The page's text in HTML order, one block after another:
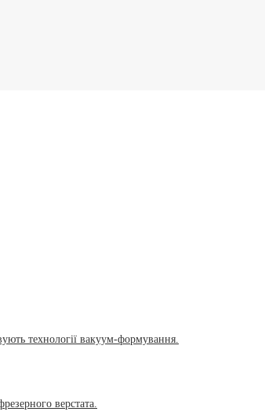
технології вакуум-формування.
верстата.